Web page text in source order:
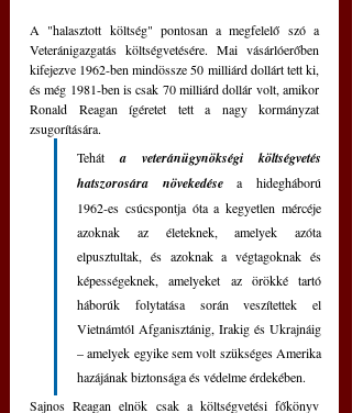
A "halasztott költség" pontosan a megfelelő szó a
Veteránigazgatás költségvetésére. Mai vásárlóerőben
kifejezve 1962-ben mindössze 50 milliárd dollárt tett ki,
és még 1981-ben is csak 70 milliárd dollár volt, amikor
Ronald Reagan ígéretet tett a nagy kormányzat
zsugorítására.
Tehát a veteránügynökségi költségvetés
hatszorosára növekedése a hidegháború
1962-es csúcspontja óta a kegyetlen mércéje
azoknak az életeknek, amelyek azóta
elpusztultak, és azoknak a végtagoknak és
képességeknek, amelyeket az örökké tartó
háborúk folytatása során veszítettek el
Vietnámtól Afganisztánig, Irakig és Ukrajnáig
– amelyek egyike sem volt szükséges Amerika
hazájának biztonsága és védelme érdekében.
Sajnos Reagan elnök csak a költségvetési főkönyv